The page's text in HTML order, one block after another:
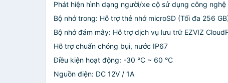
Phát hiện hình dạng người/xe cộ sử dụng công
Bộ nhớ trong: Hỗ trợ thẻ nhớ microSD (Tối đa 256
Bộ nhớ đám mây: Hỗ trợ dịch vụ lưu trữ EZVIZ
Hỗ trợ chuẩn chóng bụi, nước IP67
Điều kiện hoạt động: -30 °C ~ 60 °C
Nguồn điện: DC 12V / 1A